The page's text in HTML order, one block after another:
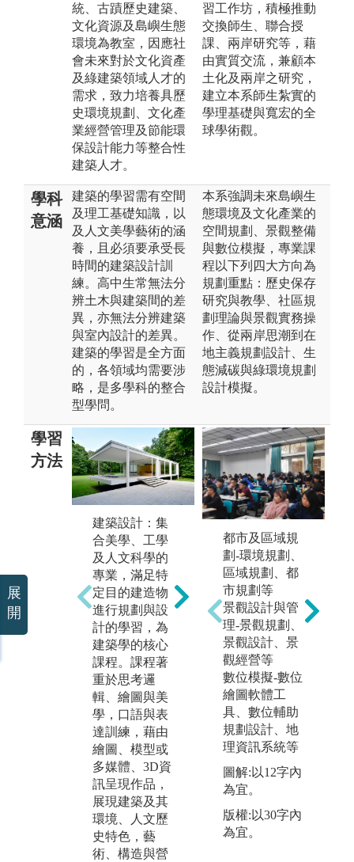
統、古蹟歷史建築、
文化資源及島嶼生態
環境為教室，因應社
會未來對於文化資產
及綠建築領域人才的
需求，致力培養具歷
史環境規劃、文化產
業經營管理及節能環
保設計能力等整合性
建築人才。
習工作坊，積極推動
交換師生、聯合授
課、兩岸研究等，藉
由實質交流，兼顧本
土化及兩岸之研究，
建立本系師生紮實的
學理基礎與寬宏的全
球學術觀。
學科
意涵
建築的學習需有空間
及理工基礎知識，以
及人文美學藝術的涵
養，且必須要承受長
時間的建築設計訓
練。高中生常無法分
辨土木與建築間的差
異，亦無法分辨建築
與室內設計的差異。
建築的學習是全方面
的，各領域均需要涉
略，是多學科的整合
型學問。
本系強調未來島嶼生
態環境及文化產業的
空間規劃、景觀整備
與數位模擬，專業課
程以下列四大方向為
規劃重點：歷史保存
研究與教學、社區規
劃理論與景觀實務操
作、從兩岸思潮到在
地主義規劃設計、生
態減碳與綠環境規劃
設計模擬。
學習
方法
建築設計：集
合美學、工學
及人文科學的
專業，滿足特
定目的建造物
進行規劃與設
計的學習，為
建築學的核心
課程。課程著
重於思考邏
輯、繪圖與美
學，口語與表
達訓練，藉由
繪圖、模型或
多媒體、3D資
訊呈現作品，
展現建築及其
環境、人文歷
史特色，藝
術、構造與營
制：建築為人
所用，環境控
制乃使建築成
為更合於使
用。本專業包
括建成環境中
物理因子的解
析，建築設
計、環境與建
築工程界面之
整合，及生態
環境、音、
光、熱、空
氣、水環境
等，並結合物
理、生理、心
理、行為與建
築之規劃、設
都市及區域規
劃-環境規劃、
區域規劃、都
市規劃等
景觀設計與管
理-景觀規劃、
景觀設計、景
觀經營等
數位模擬-數位
繪圖軟體工
具、數位輔助
規劃設計、地
理資訊系統等
圖解:以12字內
為宜。
版權:以30字內
為宜。
展
開